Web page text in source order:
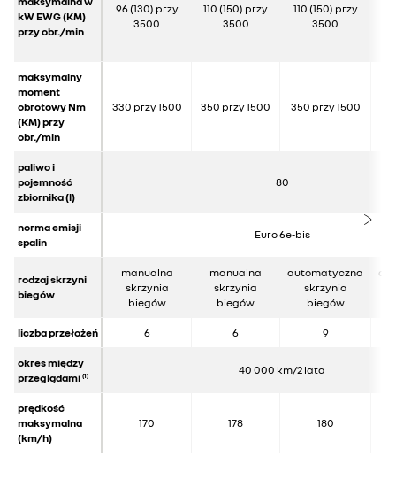
kW EWG (KM)
przy obr./min
96 (130) przy
3500
110 (150) przy
3500
110 (150) przy
3500
maksymalny
moment
obrotowy Nm
(KM) przy
obr./min
330 przy 1500 350 przy 1500 350 przy 1500
paliwo i
pojemność
zbiornika (l)
80
norma emisji
spalin
Euro 6e-bis
rodzaj skrzyni
biegów
manualna
skrzynia
biegów
manualna
skrzynia
biegów
automatyczna
skrzynia
biegów
liczba przełożeń 6 6 9
okres między
przeglądami (1) 40 000 km/2 lata
prędkość
maksymalna
(km/h)
170 178 180